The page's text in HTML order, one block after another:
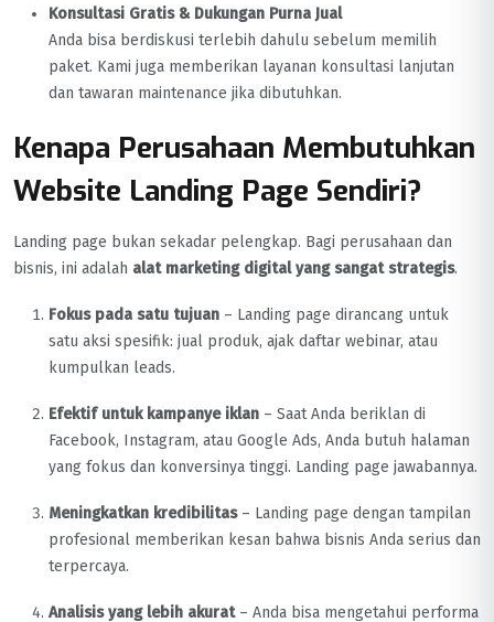
Konsultasi Gratis & Dukungan Purna Jual
Anda bisa berdiskusi terlebih dahulu sebelum memilih
paket. Kami juga memberikan layanan konsultasi lanjutan
dan tawaran maintenance jika dibutuhkan.
Kenapa Perusahaan Membutuhkan
Website Landing Page Sendiri?
Landing page bukan sekadar pelengkap. Bagi perusahaan dan
bisnis, ini adalah alat marketing digital yang sangat strategis.
Fokus pada satu tujuan – Landing page dirancang untuk
satu aksi spesifik: jual produk, ajak daftar webinar, atau
kumpulkan leads.
Efektif untuk kampanye iklan – Saat Anda beriklan di
Facebook, Instagram, atau Google Ads, Anda butuh halaman
yang fokus dan konversinya tinggi. Landing page jawabannya.
Meningkatkan kredibilitas– Landing page dengan tampilan
profesional memberikan kesan bahwa bisnis Anda serius dan
terpercaya.
Analisis yang lebih akurat– Anda bisa mengetahui performa